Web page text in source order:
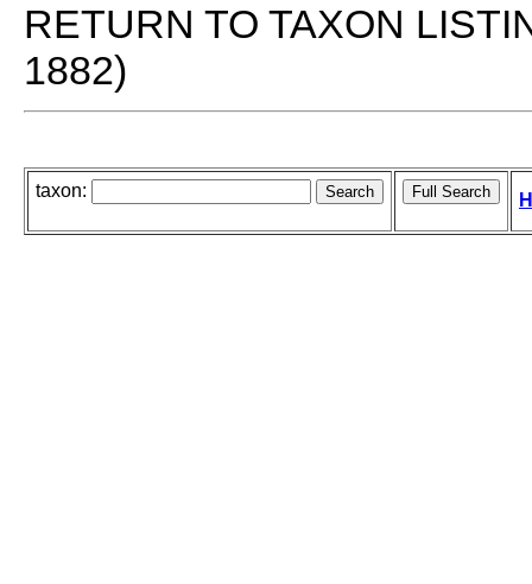
RETURN TO TAXON
1882)
taxon: